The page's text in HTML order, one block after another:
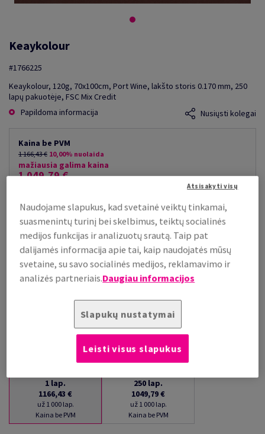
Keaykolour
#1766225
Keaykolour, 120g, 70x100cm, Port Wine, lakšto storis 0.170 mm, 250
lapų pakuotėje, FSC Mix Credit
Papildoma informacija
Nusiųsti kolegai
Kaina be PVM
1 166,43 € 10,00% nuolaida
mažiausia galima kaina
1 049,79 €
PRISTATYMAS APYTIKSLIAI PER 16 DIENAS (-Ų)
(NEGRĄŽINAMA PREKĖ)
Kiekių palyginimas
lap.
1 lap.
1166,43 €
už 1 000 lap.
Kaina be PVM
250 lap.
1049,79 €
už 1 000 lap.
Kaina be PVM
Naudojame slapukus, kad svetainė veiktų tinkamai,
suasmenintų turinį bei skelbimus, teiktų socialinės
medijos funkcijas ir analizuotų srautą. Taip pat
dalijamės informacija apie tai, kaip naudojatės mūsų
svetaine, su savo socialinės medijos, reklamavimo ir
analizės partneriais.Daugiau informacijos
Slapukų nustatymai
Atsisakyti visų
Leisti visus slapukus